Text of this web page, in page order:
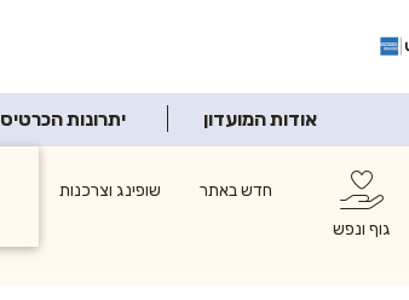
אודות המועדון יתרונות הכרטיס
גוף ונפש
חדש באתר שופינג וצרכנות